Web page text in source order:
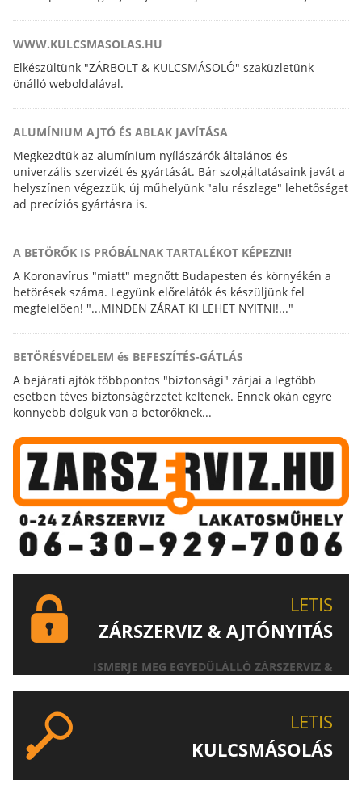
WWW.KULCSMASOLAS.HU
Elkészültünk "ZÁRBOLT & KULCSMÁSOLÓ" szaküzletünk
önálló weboldalával.
ALUMÍNIUM AJTÓ ÉS ABLAK JAVÍTÁSA
Megkezdtük az alumínium nyílászárók általános és
univerzális szervizét és gyártását. Bár szolgáltatásaink javát a
helyszínen végezzük, új műhelyünk "alu részlege" lehetőséget
ad precíziós gyártásra is.
A BETÖRŐK IS PRÓBÁLNAK TARTALÉKOT KÉPEZNI!
A Koronavírus "miatt" megnőtt Budapesten és környékén a
betörések száma. Legyünk előrelátók és készüljünk fel
megfelelően! "...MINDEN ZÁRAT KI LEHET NYITNI!..."
BETÖRÉSVÉDELEM és BEFESZÍTÉS-GÁTLÁS
A bejárati ajtók többpontos "biztonsági" zárjai a legtöbb
esetben téves biztonságérzetet keltenek. Ennek okán egyre
könnyebb dolguk van a betörőknek...
LETIS
ZÁRSZERVIZ & AJTÓNYITÁS
ISMERJE MEG EGYEDÜLÁLLÓ ZÁRSZERVIZ &
LETIS
KULCSMÁSOLÁS